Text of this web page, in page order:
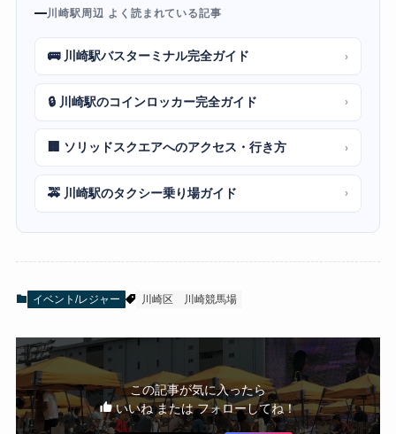
川崎駅周辺 よく読まれている記事
🚌 川崎駅バスターミナル完全ガイド ›
🔒 川崎駅のコインロッカー完全ガイド ›
🏢 ソリッドスクエアへのアクセス・行き方 ›
🚕 川崎駅のタクシー乗り場ガイド ›
イベント/レジャー 川崎区 川崎競馬場
この記事が気に入ったら
いいね または フォローしてね！